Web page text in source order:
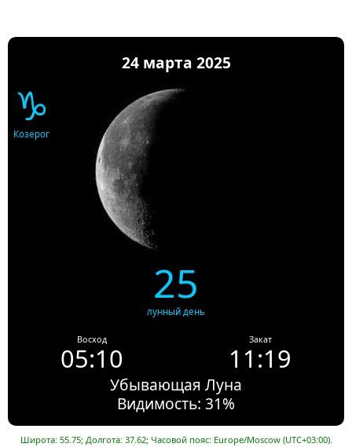
24 марта 2025
♑
Козерог
25
лунный день
Восход
05:10
Закат
11:19
Убывающая Луна
Видимость: 31%
Широта: 55.75; Долгота: 37.62; Часовой пояс: Europe/Moscow (UTC+03:00).